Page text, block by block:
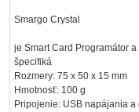
Smargo Crystal
je Smart Card Programátor
špecifiká
Rozmery: 75 x 50 x 15 mm
Hmotnosť: 100 g
Pripojenie: USB napájania a